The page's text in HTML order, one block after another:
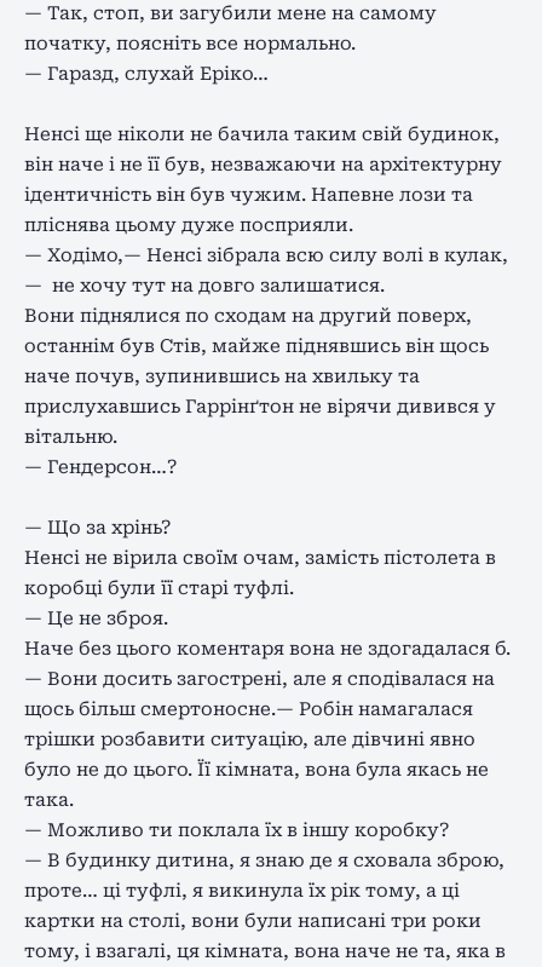
— Так, стоп, ви загубили мене на самому
початку, поясніть все нормально.
— Гаразд, слухай Еріко…
Ненсі ще ніколи не бачила таким свій будинок,
він наче і не її був, незважаючи на архітектурну
ідентичність він був чужим. Напевне лози та
пліснява цьому дуже посприяли.
— Ходімо,— Ненсі зібрала всю силу волі в кулак,
— не хочу тут на довго залишатися.
Вони піднялися по сходам на другий поверх,
останнім був Стів, майже піднявшись він щось
наче почув, зупинившись на хвильку та
прислухавшись Гаррінґтон не вірячи дивився у
вітальню.
— Гендерсон…?
— Що за хрінь?
Ненсі не вірила своїм очам, замість пістолета в
коробці були її старі туфлі.
— Це не зброя.
Наче без цього коментаря вона не здогадалася б.
— Вони досить загострені, але я сподівалася на
щось більш смертоносне.— Робін намагалася
трішки розбавити ситуацію, але дівчині явно
було не до цього. Її кімната, вона була якась не
така.
— Можливо ти поклала їх в іншу коробку?
— В будинку дитина, я знаю де я сховала зброю,
проте… ці туфлі, я викинула їх рік тому, а ці
картки на столі, вони були написані три роки
тому, і взагалі, ця кімната, вона наче не та, яка в